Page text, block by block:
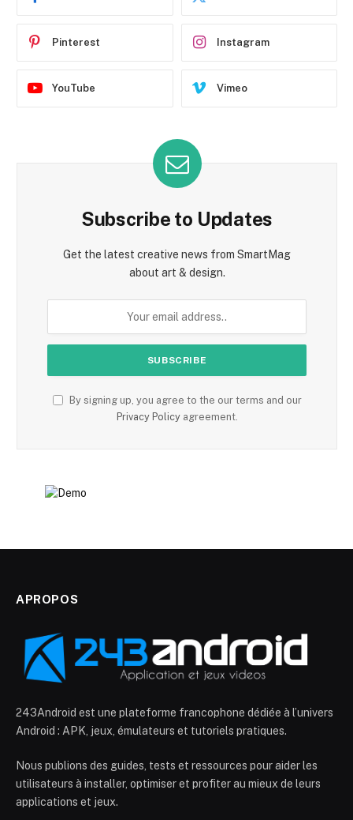
Pinterest Instagram
YouTube Vimeo
Subscribe to Updates
Get the latest creative news from SmartMag
about art & design.
By signing up, you agree to the our terms and our
Privacy Policyagreement.
APROPOS
243Android est une plateforme francophone dédiée à l’univers
Android : APK, jeux, émulateurs et tutoriels pratiques.
Nous publions des guides, tests et ressources pour aider les
utilisateurs à installer, optimiser et profiter au mieux de leurs
applications et jeux.